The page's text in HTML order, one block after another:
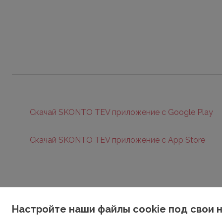
Скачай SKONTO TEV приложение с Google Play
Скачай SKONTO TEV приложение с App Store
Настройте наши файлы cookie под свои